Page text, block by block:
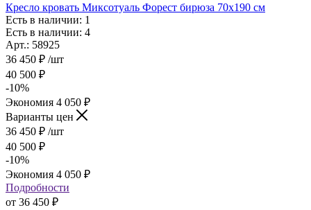
Кресло кровать Миксотуаль Форест бирюза 70х190 см
Есть в наличии: 1
Есть в наличии: 4
Арт.: 58925
36 450 ₽ /шт
40 500 ₽
-10%
Экономия 4 050 ₽
Варианты цен
36 450 ₽ /шт
40 500 ₽
-10%
Экономия 4 050 ₽
Подробности
от 36 450 ₽